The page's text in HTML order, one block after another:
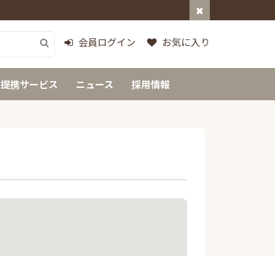
会員ログイン お気に入り
提携サービス ニュース 採用情報